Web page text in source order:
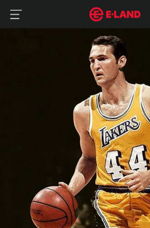
팬들의 곁을 떠나간 미스터 클러치, 제리 웨스트
매거진 상세보기